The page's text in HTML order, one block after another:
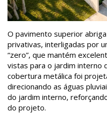
O pavimento superior
privativas, interligadas por
“zero”, que mantém
vistas para o jardim interno
cobertura metálica foi
direcionando as águas
do jardim interno,
do projeto.